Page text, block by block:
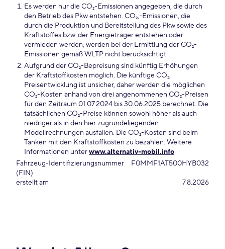
Es werden nur die CO₂-Emissionen angegeben, die durch
den Betrieb des Pkw entstehen. CO₂,-Emissionen, die
durch die Produktion und Bereitstellung des Pkw sowie des
Kraftstoffes bzw. der Energieträger entstehen oder
vermieden werden, werden bei der Ermittlung der CO₂-
Emissionen gemäß WLTP nicht berücksichtigt.
Aufgrund der CO₂-Bepreisung sind künftig Erhöhungen
der Kraftstoffkosten möglich. Die künftige CO₂,
Preisentwicklung ist unsicher, daher werden die möglichen
CO₂-Kosten anhand von drei angenommenen CO₂-Preisen
für den Zeitraum 01.07.2024 bis 30.06.2025 berechnet. Die
tatsächlichen CO₂-Preise können sowohl höher als auch
niedriger als in den hier zugrundeliegenden
Modellrechnungen ausfallen. Die CO₂-Kosten sind beim
Tanken mit den Kraftstoffkosten zu bezahlen. Weitere
Informationen unterwww.alternativ-mobil.info.
Fahrzeug-Identifizierungsnummer
(FIN)
F0MMF1AT500HYB032
erstellt am 7.8.2026